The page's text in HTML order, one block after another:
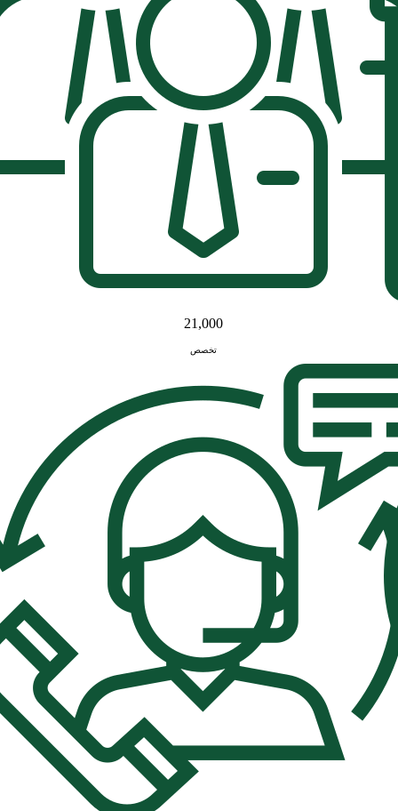
21,000
تخصص